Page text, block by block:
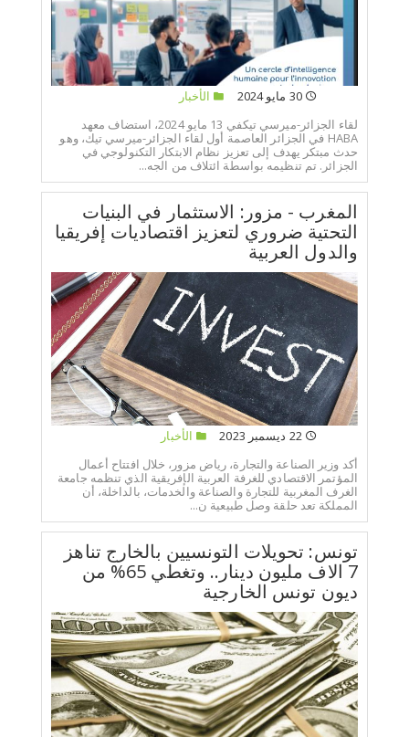
30 مايو 2024
الأخبار
لقاء الجزائر-ميرسي تيكفي 13 مايو 2024، استضاف معهد
HABA في الجزائر العاصمة أول لقاء الجزائر-ميرسي تيك، وهو
حدث مبتكر يهدف إلى تعزيز نظام الابتكار التكنولوجي في
الجزائر. تم تنظيمه بواسطة ائتلاف من الجه...
المغرب - مزور: الاستثمار في البنيات
التحتية ضروري لتعزيز اقتصاديات إفريقيا
والدول العربية
22 ديسمبر 2023
الأخبار
أكد وزير الصناعة والتجارة، رياض مزور، خلال افتتاح أعمال
المؤتمر الاقتصادي للغرفة العربية الإفريقية الذي تنظمه جامعة
الغرف المغربية للتجارة والصناعة والخدمات، بالداخلة، أن
المملكة تعد حلقة وصل طبيعية ن...
تونس: تحويلات التونسيين بالخارج تناهز
7 الاف مليون دينار.. وتغطي 65% من
ديون تونس الخارجية